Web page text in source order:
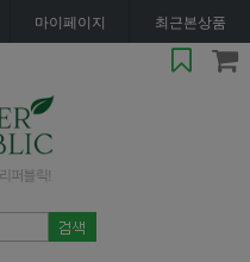
마이페이지 최근본상품